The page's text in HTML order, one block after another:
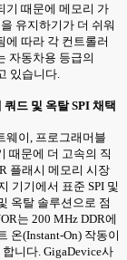
기 때문에 메모리 가
유지하기가 더 쉬워
에 따라 각 컨트롤러
자동차용 등급의
있습니다.
드 및 옥탈 SPI 채택
웨이, 프로그래머블
때문에 더 고속의 직
플래시 메모리 시장
기기에서 표준 SPI 및
옥탈 솔루션으로 점
는 200 MHz DDR에
온(Instant-On) 작동이
니다. GigaDevice사